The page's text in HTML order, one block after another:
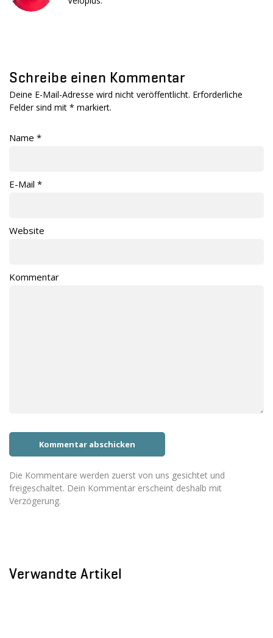
Schreibe einen Kommentar
Deine E-Mail-Adresse wird nicht veröffentlicht. Erforderliche
Felder sind mit * markiert.
Name *
E-Mail *
Website
Kommentar
Die Kommentare werden zuerst von uns gesichtet und
freigeschaltet. Dein Kommentar erscheint deshalb mit
Verzögerung.
Verwandte Artikel